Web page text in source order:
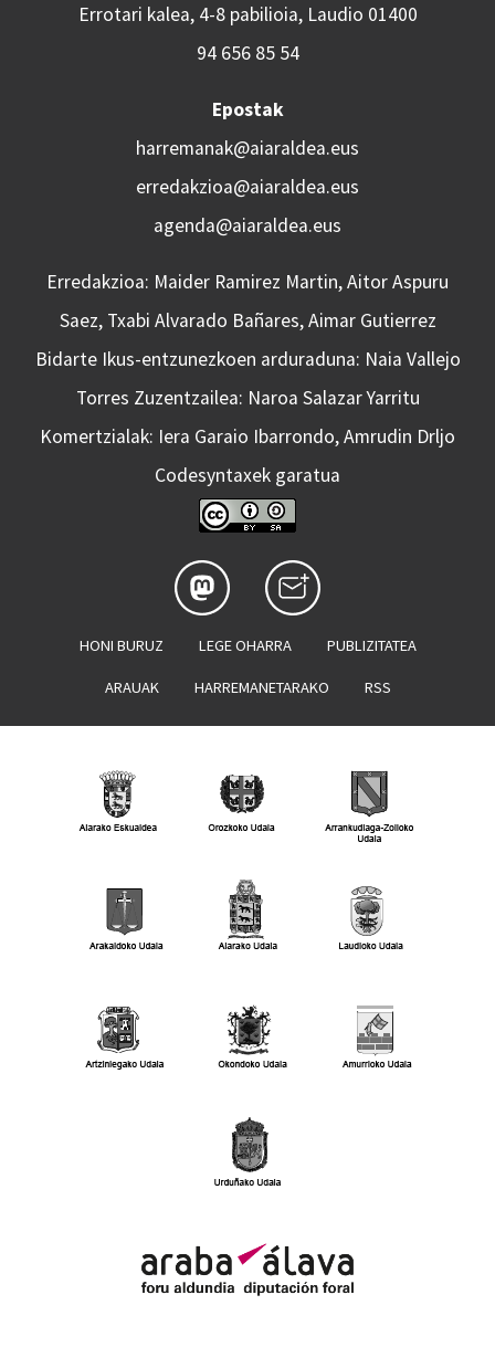
Errotari kalea, 4-8 pabilioia, Laudio 01400
94 656 85 54
Epostak
harremanak@aiaraldea.eus
erredakzioa@aiaraldea.eus
agenda@aiaraldea.eus
Erredakzioa: Maider Ramirez Martin, Aitor Aspuru
Saez, Txabi Alvarado Bañares, Aimar Gutierrez
Bidarte Ikus-entzunezkoen arduraduna: Naia Vallejo
Torres Zuzentzailea: Naroa Salazar Yarritu
Komertzialak: Iera Garaio Ibarrondo, Amrudin Drljo
Codesyntaxek garatua
HONI BURUZ LEGE OHARRA PUBLIZITATEA
ARAUAK HARREMANETARAKO RSS